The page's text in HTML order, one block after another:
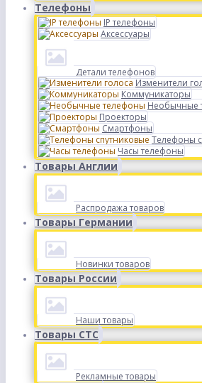
Телефоны
IP телефоны
Аксессуары
Детали телефонов
Изменители
Коммуникаторы
Необычные
Проекторы
Смартфоны
Телефоны
Часы телефоны
Товары Англии
Распродажа товаров
Товары Германии
Новинки товаров
Товары России
Наши товары
Товары СТС
Рекламные товары